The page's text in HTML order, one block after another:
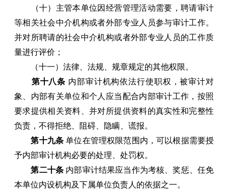
（十）主管本单位因经营管理活动需要，聘请审计
等相关社会中介机构或者外部专业人员参与审计工作。
并对所聘请的社会中介机构或者外部专业人员的工作质
量进行评价；
（十一）法律、法规、规章规定的其他权限。
第十八条 内部审计机构依法行使职权，被审计对
象、内部有关单位和个人应当配合内部审计工作，按照
要求提供相关资料、并对所提供资料的真实性和完整性
负责，不得拒绝、阻碍、隐瞒、谎报。
第十九条 单位在管理权限范围内，可以根据需要授
予内部审计机构必要的处理、处罚权。
第二十条 内部审计结果应当作为考核、奖惩、任免
本单位内设机构及下属单位负责人的依据之一。